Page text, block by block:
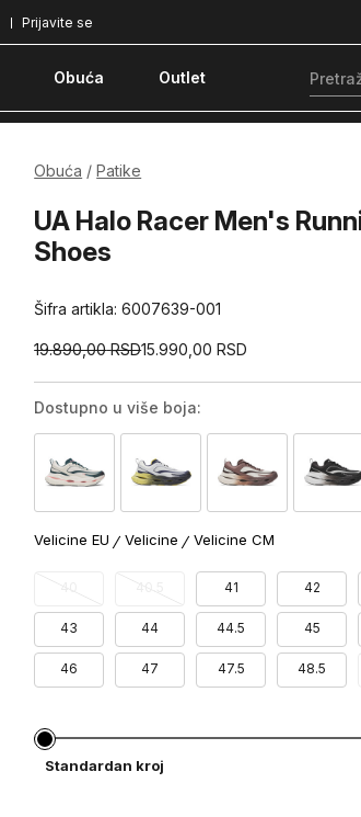
Prijavite se
Obuća Outlet
Obuća Patike
UA Halo Racer Men's
Shoes
Šifra artikla:6007639-001
19.890,00 RSD15.990,00RSD
Dostupno u više boja:
Velicine EU Velicine Velicine CM
41 42
43 44 44.5 45
46 47 47.5 48.5
Standardan kroj